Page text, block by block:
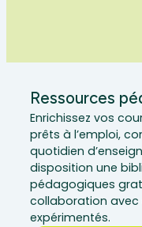
Ressources
Enrichissez vos
prêts à l’emploi,
quotidien
disposition une
pédagogiques
collaboration avec
expérimentés.